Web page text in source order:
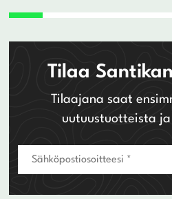
Tilaa
Tilaajana saat
uutuustuotteista